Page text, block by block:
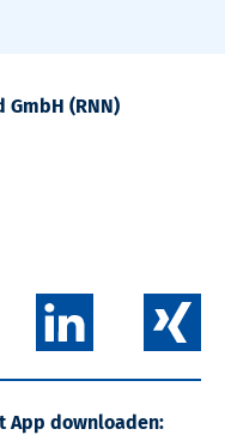
(RNN)
App downloaden: